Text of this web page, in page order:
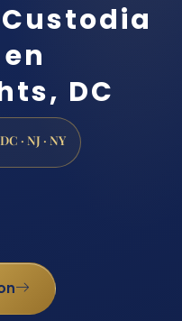
DC
· NJ · NY